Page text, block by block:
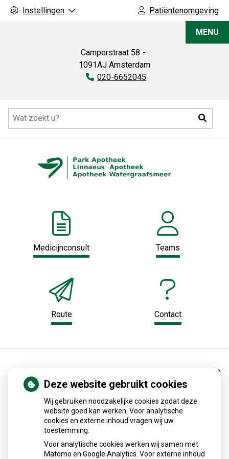
Instellingen Patiëntenomgeving
Camperstraat 58
1091AJ Amsterdam
Tel:
020-6652045
MENU
Medicijnconsult Teams
Route Contact
Gezondheidsinformatie
Medische encyclopedie
Alles over medicijnen
Betrouwbare informatie van de apotheker
Deze website gebruikt cookies
Wij gebruiken noodzakelijke cookies zodat deze
website goed kan werken. Voor analytische
cookies en externe inhoud vragen wij uw
toestemming.
Voor analytische cookies werken wij samen met
Matomo en Google Analytics. Voor externe inhoud